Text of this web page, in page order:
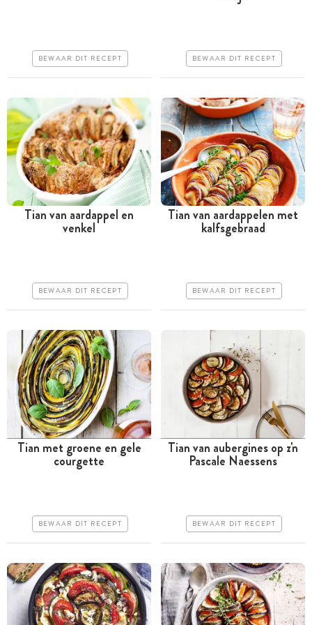
BEWAAR DIT RECEPT BEWAAR DIT RECEPT
Minder dan 30 minuten
Erg makkelijk
Tian van aardappel en
venkel
BEWAAR DIT RECEPT
Meer dan 1 uur
Makkelijk
Tian van aardappelen met
kalfsgebraad
BEWAAR DIT RECEPT
Meer dan 1 uur
Makkelijk
Tian met groene en gele
courgette
BEWAAR DIT RECEPT
Tussen 30 minuten en 1
Tian van aubergines op z'n
Pascale Naessens
BEWAAR DIT RECEPT